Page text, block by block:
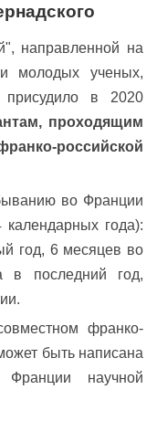
направленной на
молодых ученых,
в 2020
проходящим
российской
во Франции
календарных года):
год, 6 месяцев во
в последний год,
франко-
быть написана
научной